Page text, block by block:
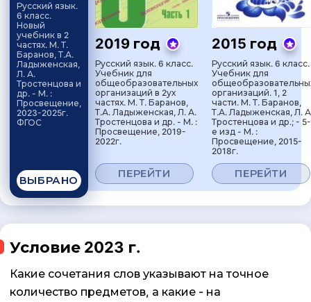
Русский язык.
6 класс.
Новый
учебник в 2
частях. М. Т.
Баранов, Т.А.
Ладыженская,
Л. А.
Тростенцова и
др. - М. :
Просвещение,
2023-2025г.
ФГОС
ВЫБРАНО
2019 год
Русский язык. 6 класс.
Учебник для
общеобразовательных
организаций в 2ух
частях. М. Т. Баранов,
Т.А. Ладыженская, Л. А.
Тростенцова и др. - М. :
Просвещение, 2019-
2022г.
ПЕРЕЙТИ
2015 год
Русский язык. 6 класс.
Учебник для
организаций. 1, 2
части. М. Т. Баранов,
Т.А. Ладыженская, Л.
Тростенцова и др.; - 5-
е изд - М. :
Просвещение, 2015-
2018г.
ПЕРЕЙТИ
Условие 2023 г.
Какие сочетания слов указывают на точное
количество предметов, а какие - на